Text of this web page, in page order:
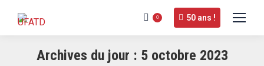
0 50 ans !
Archives du jour : 5 octobre 2023